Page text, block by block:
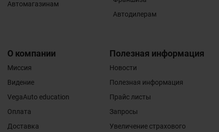
Автомагазинам
Автодилерам
О компании
Миссия
Видение
VegaAuto education
Оплата
Доставка
Полезная информация
Новости
Полезная информация
Прайс листы
Запросы
Увеличение страхового